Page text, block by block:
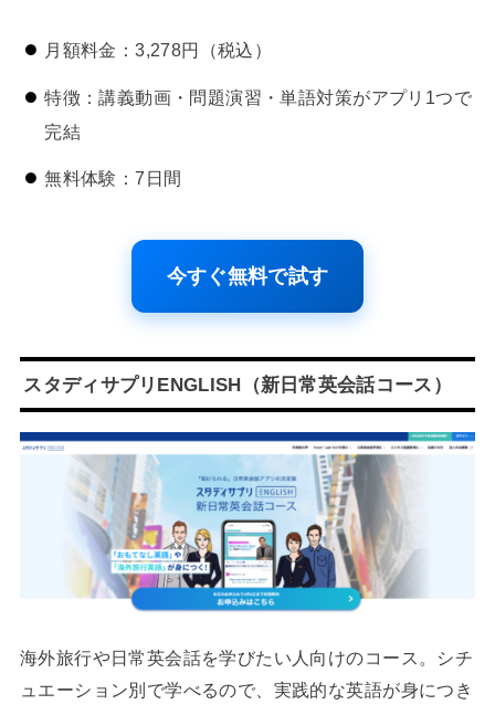
月額料金：3,278円（税込）
特徴：講義動画・問題演習・単語対策がアプリ1つで
完結
無料体験：7日間
今すぐ無料で試す
スタディサプリENGLISH（新日常英会話コース）
海外旅行や日常英会話を学びたい人向けのコース。シチ
ュエーション別で学べるので、実践的な英語が身につき